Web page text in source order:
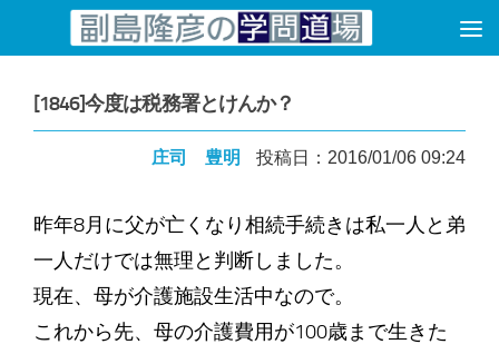
コンテンツへスキップ
[1846]今度は税務署とけんか？
庄司 豊明 投稿日：2016/01/06 09:24
昨年8月に父が亡くなり相続手続きは私一人と弟
一人だけでは無理と判断しました。
現在、母が介護施設生活中なので。
これから先、母の介護費用が100歳まで生きた